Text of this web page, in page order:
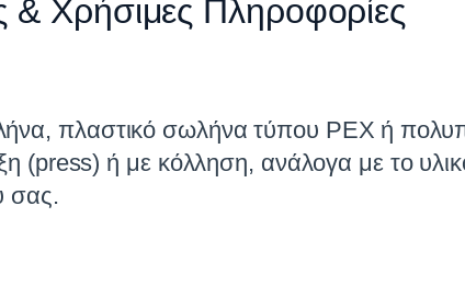
& Χρήσιμες Πληροφορίες
πλαστικό σωλήνα τύπου PEX ή
(press) ή με κόλληση, ανάλογα με το
σας.